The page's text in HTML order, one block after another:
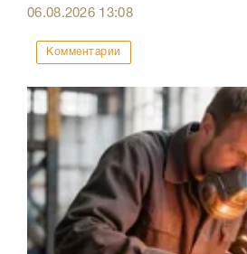
06.08.2026 13:08
Комментарии